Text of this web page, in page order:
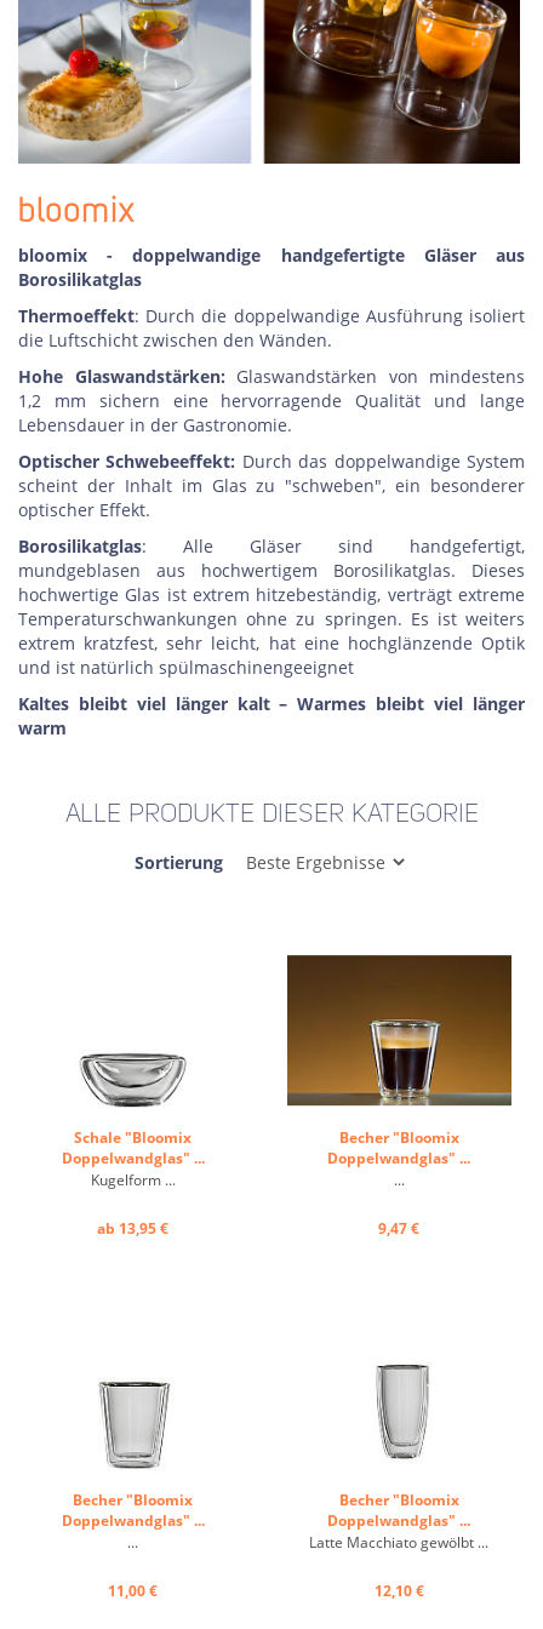
bloomix
bloomix - doppelwandige handgefertigte Gläser aus
Borosilikatglas
Thermoeffekt: Durch die doppelwandige Ausführung isoliert
die Luftschicht zwischen den Wänden.
Hohe Glaswandstärken: Glaswandstärken von mindestens
1,2 mm sichern eine hervorragende Qualität und lange
Lebensdauer in der Gastronomie.
Optischer Schwebeeffekt: Durch das doppelwandige System
scheint der Inhalt im Glas zu "schweben", ein besonderer
optischer Effekt.
Borosilikatglas: Alle Gläser sind handgefertigt,
mundgeblasen aus hochwertigem Borosilikatglas. Dieses
hochwertige Glas ist extrem hitzebeständig, verträgt extreme
Temperaturschwankungen ohne zu springen. Es ist weiters
extrem kratzfest, sehr leicht, hat eine hochglänzende Optik
und ist natürlich spülmaschinengeeignet
Kaltes bleibt viel länger kalt – Warmes bleibt viel länger
warm
ALLE PRODUKTE DIESER KATEGORIE
Sortierung
Schale "Bloomix
Doppelwandglas" ...
Kugelform ...
ab 13,95 €
Becher "Bloomix
Doppelwandglas" ...
...
9,47 €
Becher "Bloomix
Doppelwandglas" ...
...
11,00 €
Becher "Bloomix
Doppelwandglas" ...
Latte Macchiato gewölbt ...
12,10 €